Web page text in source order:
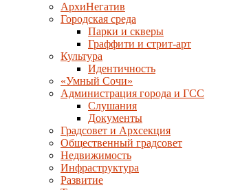
АрхиНегатив
Городская среда
Парки и скверы
Граффити и стрит-арт
Культура
Идентичность
«Умный Сочи»
Администрация города и ГСС
Слушания
Документы
Градсовет и Архсекция
Общественный градсовет
Недвижимость
Инфраструктура
Развитие